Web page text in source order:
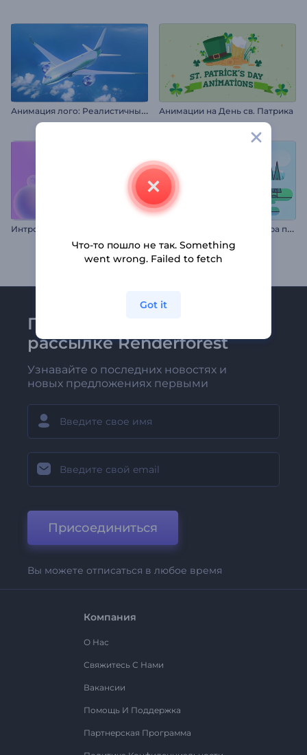
А
нимация лого: Реалистичный самолет Анимации на День св. Патрика
Интро вкладки веб-поиска А
нимация лого: Атмосфера природы
Присоединяйтесь к
рассылке Renderforest
Узнавайте о последних новостях и
новых предложениях первыми
Присоединиться
Вы можете отписаться в любое время
Компания
О Нас
Свяжитесь С Нами
Вакансии
Помощь И Поддержка
Партнерская Программа
Что-то пошло не так. Something
went wrong. Failed to fetch
Got it